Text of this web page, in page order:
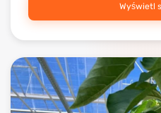
Wyświetl